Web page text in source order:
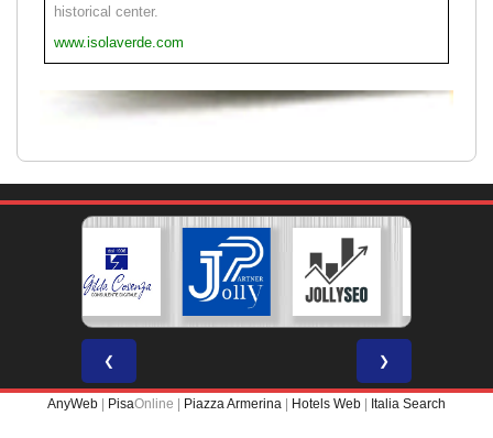
historical center.
www.isolaverde.com
❮ ❯
AnyWeb PisaOnline | Piazza Armerina Hotels Web Italia Search